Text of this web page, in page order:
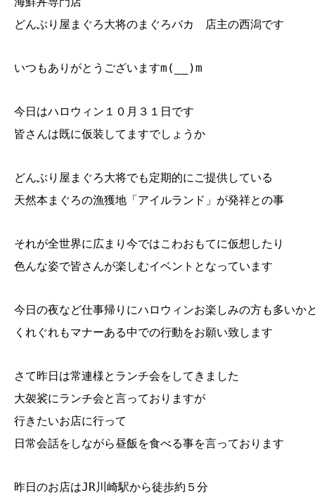
どんぶり屋まぐろ大将のまぐろバカ 店主の西潟です
いつもありがとうございますm(__)m
今日はハロウィン１０月３１日です
皆さんは既に仮装してますでしょうか
どんぶり屋まぐろ大将でも定期的にご提供している
天然本まぐろの漁獲地「アイルランド」が発祥との事
それが全世界に広まり今ではこわおもてに仮想したり
色んな姿で皆さんが楽しむイベントとなっています
今日の夜など仕事帰りにハロウィンお楽しみの方も多いか
くれぐれもマナーある中での行動をお願い致します
さて昨日は常連様とランチ会をしてきました
大袈裟にランチ会と言っておりますが
行きたいお店に行って
日常会話をしながら昼飯を食べる事を言っております
昨日のお店はJR川崎駅から徒歩約５分